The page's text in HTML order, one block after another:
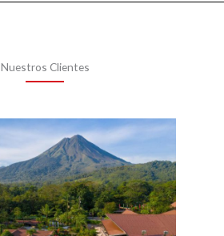
Nuestros Clientes